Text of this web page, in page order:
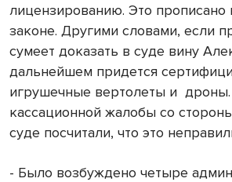
лицензированию. Это
законе. Другими словами, если
сумеет доказать в суде вину
дальнейшем придется
игрушечные вертолеты и
кассационной жалобы со
суде посчитали, что это
- Было возбуждено четыре